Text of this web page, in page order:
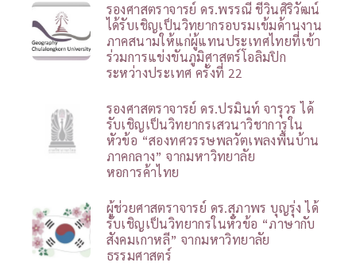
รองศาสตราจารย์ ดร.พรรณี ชีวินศิริวัฒน์
ได้รับเชิญเป็นวิทยากรอบรมเข้มด้านงาน
ภาคสนามให้แก่ผู้แทนประเทศไทยที่เข้า
ร่วมการแข่งขันภูมิศาสตร์โอลิมปิก
ระหว่างประเทศ ครั้งที่ 22
รองศาสตราจารย์ ดร.ปรมินท์ จารุวร ได้
รับเชิญเป็นวิทยากรเสวนาวิชาการใน
หัวข้อ “สองทศวรรษพลวัตเพลงพื้นบ้าน
ภาคกลาง” จากมหาวิทยาลัย
หอการค้าไทย
ผู้ช่วยศาสตราจารย์ ดร.สุภาพร บุญรุ่ง ได้
รับเชิญเป็นวิทยากรในหัวข้อ “ภาษากับ
สังคมเกาหลี” จากมหาวิทยาลัย
ธรรมศาสตร์